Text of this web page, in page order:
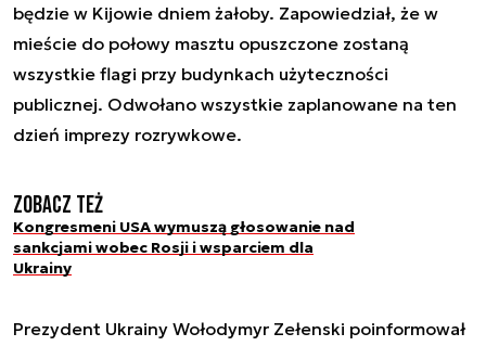
będzie w Kijowie dniem żałoby. Zapowiedział, że w
mieście do połowy masztu opuszczone zostaną
wszystkie flagi przy budynkach użyteczności
publicznej. Odwołano wszystkie zaplanowane na ten
dzień imprezy rozrywkowe.
Zobacz też
Kongresmeni USA wymuszą głosowanie nad
sankcjami wobec Rosji i wsparciem dla
Ukrainy
Prezydent Ukrainy Wołodymyr Zełenski poinformował